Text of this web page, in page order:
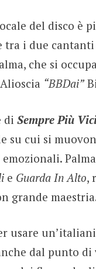
del disco
tra i due
che si
“BBDai”
di Sempre Più
su cui si
emozionali.
e Guarda In Alto,
grande
usare
dal punto di